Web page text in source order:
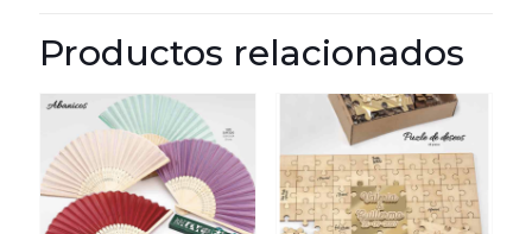
Productos relacionados